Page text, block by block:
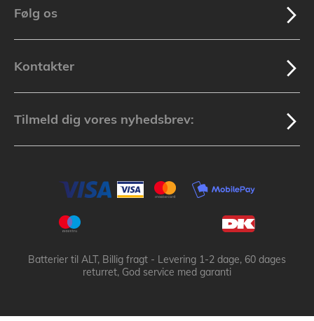
Følg os
Kontakter
Tilmeld dig vores nyhedsbrev:
Batterier til ALT, Billig fragt - Levering 1-2 dage, 60 dages
returret, God service med garanti